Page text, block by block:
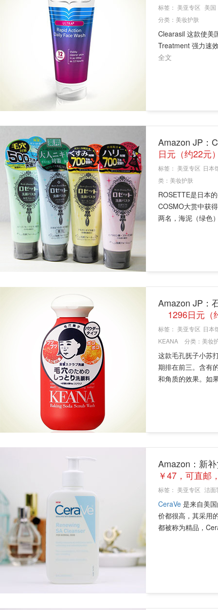
标签： 美亚专区 美国
分类： 美妆护肤
Clearasil 这款使美
Treatment 强力速
全文
Amazon JP：
日元（约22元
标签： 美亚专区 日本
类： 美妆护肤
ROSETTE是日本
COSMO大赏中获
两名，海泥（绿色
Amazon JP：
1296日元（
标签： 美亚专区 日本
KEANA
分类： 美妆
这款毛孔抚子小苏
期排在前三。含有
和角质的效果。如
Amazon：新
￥47，可直邮
标签： 美亚专区 洁面
CeraVe 是来自美
价都很高，其采用
都被称为精品，